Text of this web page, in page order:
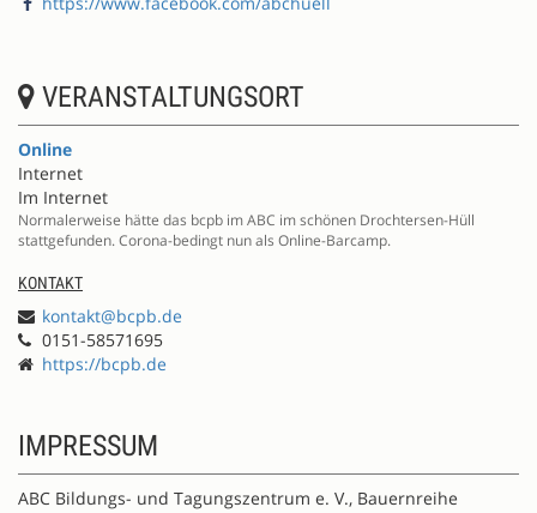
VERANSTALTUNGSORT
Online
Internet
Im Internet
Normalerweise hätte das bcpb im ABC im schönen Drochtersen-Hüll
stattgefunden. Corona-bedingt nun als Online-Barcamp.
KONTAKT
kontakt@bcpb.de
0151-58571695
https://bcpb.de
IMPRESSUM
ABC Bildungs- und Tagungszentrum e. V., Bauernreihe